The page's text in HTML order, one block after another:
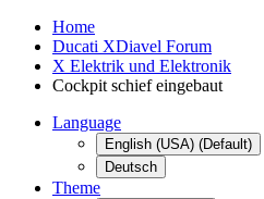
Home
Ducati XDiavel Forum
X Elektrik und Elektronik
Cockpit schief eingebaut
Language
English (USA) (Default)
Deutsch
Theme